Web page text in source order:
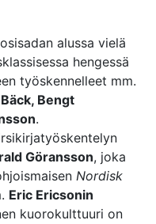
alussa vielä
hengessä
työskennelleet mm.
Bengt
.
Göransson, joka
Nordisk
Eric Ericsonin
kuorokulttuuri on